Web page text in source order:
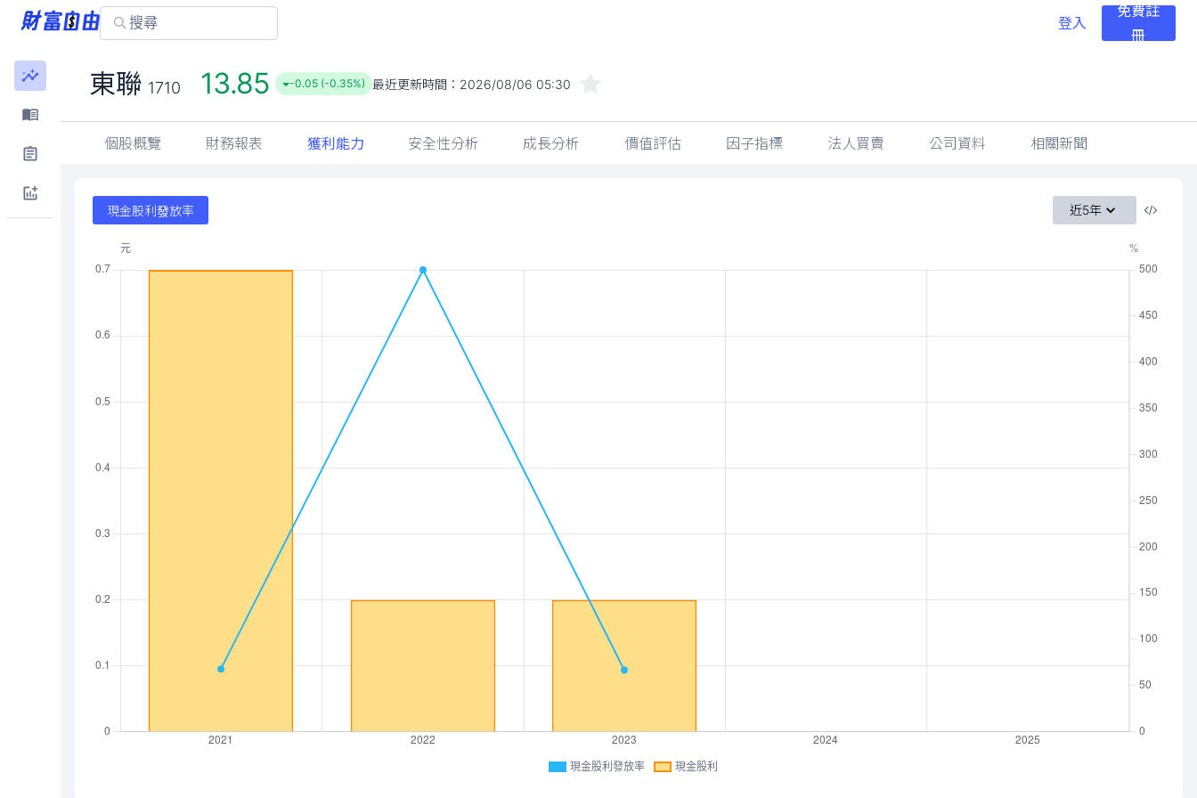
登入
免費註
冊
東聯 1710 13.85 -0.05 (-0.35%) 最近更新時間： 2026/08/06 05:30
個股概覽 財務報表 獲利能力 安全性分析 成長分析 價值評估 因子指標 法人買賣 公司資料 相關新聞
現金股利發放率 近5年
現金股利發放率 現金股利